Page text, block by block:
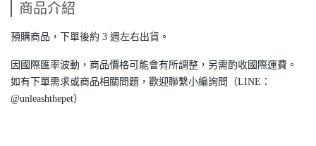
商品介紹
預購商品，下單後約 3 週左右出貨。
因國際匯率波動，商品價格可能會有所調整，另需酌收國際運費。
如有下單需求或商品相關問題，歡迎聯繫小編詢問（LINE：
@unleashthepet）